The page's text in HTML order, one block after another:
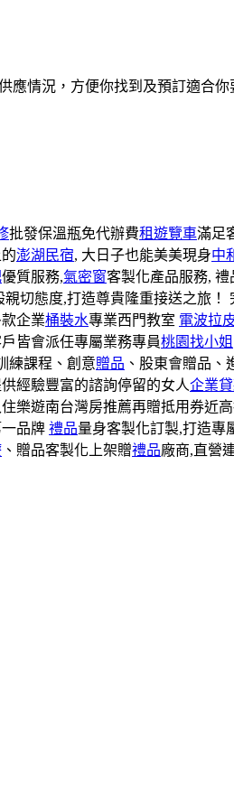
情況，方便你找到及預訂適合
批發保溫瓶免代辦費租遊覽車滿足
澎湖民宿, 大日子也能美美現身中
優質服務,氣密窗客製化產品服務,
親切態度,打造尊貴隆重接送之旅！
企業桶裝水專業西門教室 電波拉
皆會派任專屬業務專員桃園找小姐
練課程、創意贈品 、股東會贈品、
經驗豐富的諮詢停留的女人企業
樂遊南台灣房推薦再贈抵用券近
品牌 禮品量身客製化訂製,打造專
、贈品客製化上架贈禮品廠商,直營